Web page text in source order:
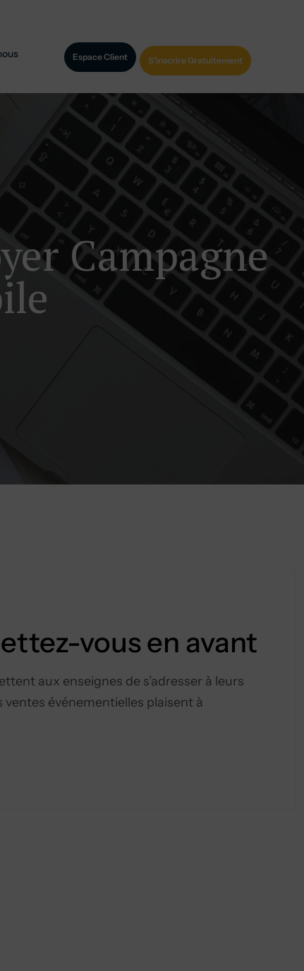
Espace Client S'inscrire Gratuitement
Campagne
vous en avant
aux enseignes de s’adresser à leurs
événementielles plaisent à